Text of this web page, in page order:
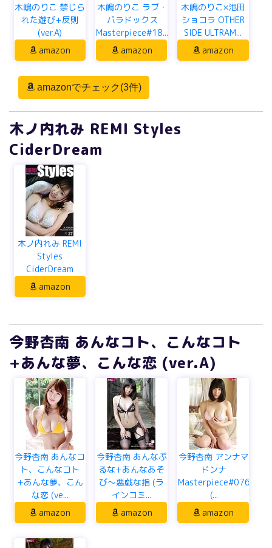
木嶋のりこ 禁じら
れた遊び+反則
(ver.A)
amazon
木嶋のりこ ラブ・
パラドックス
Masterpiece#18...
amazon
木嶋のりこ×池田
ショコラ OTHER
SIDE ULTRAM...
amazon
amazonでチェック(3件)
木ノ内れみ REMI Styles
CiderDream
木ノ内れみ REMI
Styles
CiderDream
amazon
今野杏南 あんなコト、こんなコト
+あんな夢、こんな恋 (ver.A)
今野杏南 あんなコ
ト、こんなコト
+あんな夢、こん
な恋 (ve...
amazon
今野杏南 あんなぷ
るな+あんなあそ
び～悪戯な指 (ラ
インコミ...
amazon
今野杏南 アンナマ
ドンナ
Masterpiece#076
(...
amazon